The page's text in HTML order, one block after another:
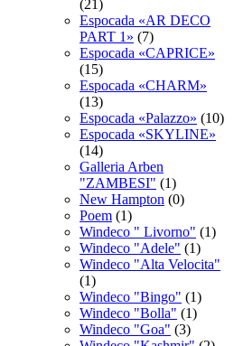
(21)
Espocadа «AR DECO
PART 1» (7)
Espocadа «CAPRICE»
(15)
Espocadа «CHARM»
(13)
Espocadа «Palazzo» (10)
Espocadа «SKYLINE»
(14)
Galleria Arben
"ZAMBESI" (1)
New Hampton (0)
Poem (1)
Windeco " Livorno" (1)
Windeco "Adele" (1)
Windeco "Alta Velocita"
(1)
Windeco "Bingo" (1)
Windeco "Bolla" (1)
Windeco "Goa" (3)